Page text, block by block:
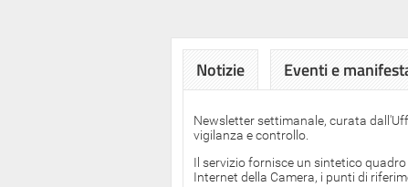
Notizie Eventi e
Newsletter settimanale, curata
vigilanza e controllo.
Il servizio fornisce un sintetico
Internet della Camera, i punti di